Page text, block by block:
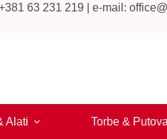
63 231 219 | e-mail:
Alati Torbe &